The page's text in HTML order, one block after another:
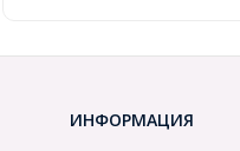
ИНФОРМАЦИЯ